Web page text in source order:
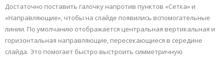
Достаточно поставить галочку напротив пунктов «Сетка» и
«Направляющие», чтобы на слайде появились вспомогательные
линии. По умолчанию отображается центральная вертикальная и
горизонтальная направляющие, пересекающиеся в середине
слайда. Это помогает быстро выстроить симметричную